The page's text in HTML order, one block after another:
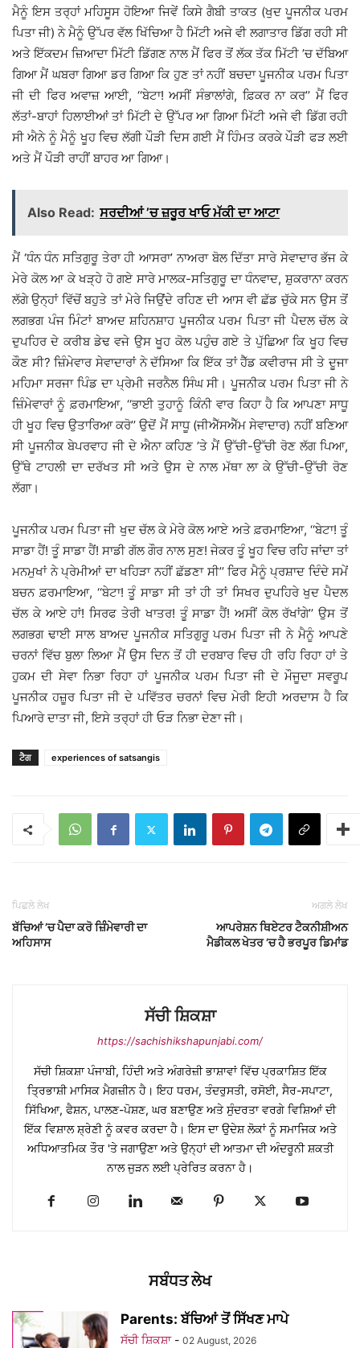
ਮੈਨੂੰ ਇਸ ਤਰ੍ਹਾਂ ਮਹਿਸੂਸ ਹੋਇਆ ਜਿਵੇਂ ਕਿਸੇ ਗੈਬੀ ਤਾਕਤ (ਖੁਦ ਪੂਜਨੀਕ ਪਰਮ
ਪਿਤਾ ਜੀ) ਨੇ ਮੈਨੂੰ ਉੱਪਰ ਵੱਲ ਖਿੱਚਿਆ ਹੈ ਮਿੱਟੀ ਅਜੇ ਵੀ ਲਗਾਤਾਰ ਡਿੱਗ ਰਹੀ ਸੀ
ਅਤੇ ਇੱਕਦਮ ਜ਼ਿਆਦਾ ਮਿੱਟੀ ਡਿੱਗਣ ਨਾਲ ਮੈਂ ਫਿਰ ਤੋਂ ਲੱਕ ਤੱਕ ਮਿੱਟੀ ’ਚ ਦੱਬਿਆ
ਗਿਆ ਮੈਂ ਘਬਰਾ ਗਿਆ ਡਰ ਗਿਆ ਕਿ ਹੁਣ ਤਾਂ ਨਹੀਂ ਬਚਦਾ ਪੂਜਨੀਕ ਪਰਮ ਪਿਤਾ
ਜੀ ਦੀ ਫਿਰ ਅਵਾਜ਼ ਆਈ, ‘‘ਬੇਟਾ! ਅਸੀਂ ਸੰਭਾਲਾਂਗੇ, ਫ਼ਿਕਰ ਨਾ ਕਰ’’ ਮੈਂ ਫਿਰ
ਲੱਤਾਂ-ਬਾਹਾਂ ਹਿਲਾਈਆਂ ਤਾਂ ਮਿੱਟੀ ਦੇ ਉੱਪਰ ਆ ਗਿਆ ਮਿੱਟੀ ਅਜੇ ਵੀ ਡਿੱਗ ਰਹੀ
ਸੀ ਐਨੇ ਨੂੰ ਮੈਨੂੰ ਖੂਹ ਵਿਚ ਲੱਗੀ ਪੌੜੀ ਦਿਸ ਗਈ ਮੈਂ ਹਿੰਮਤ ਕਰਕੇ ਪੌੜੀ ਫੜ ਲਈ
ਅਤੇ ਮੈਂ ਪੌੜੀ ਰਾਹੀਂ ਬਾਹਰ ਆ ਗਿਆ।
Also Read: ਸਰਦੀਆਂ ’ਚ ਜ਼ਰੂਰ ਖਾਓ ਮੱਕੀ ਦਾ ਆਟਾ
ਮੈਂ ‘ਧੰਨ ਧੰਨ ਸਤਿਗੁਰੂ ਤੇਰਾ ਹੀ ਆਸਰਾ’ ਨਾਅਰਾ ਬੋਲ ਦਿੱਤਾ ਸਾਰੇ ਸੇਵਾਦਾਰ ਭੱਜ ਕੇ
ਮੇਰੇ ਕੋਲ ਆ ਕੇ ਖੜ੍ਹੇ ਹੋ ਗਏ ਸਾਰੇ ਮਾਲਕ-ਸਤਿਗੁਰੂ ਦਾ ਧੰਨਵਾਦ, ਸ਼ੁਕਰਾਨਾ ਕਰਨ
ਲੱਗੇ ਉਨ੍ਹਾਂ ਵਿੱਚੋਂ ਬਹੁਤੇ ਤਾਂ ਮੇਰੇ ਜਿਉਂਦੇ ਰਹਿਣ ਦੀ ਆਸ ਵੀ ਛੱਡ ਚੁੱਕੇ ਸਨ ਉਸ ਤੋਂ
ਲਗਭਗ ਪੰਜ ਮਿੰਟਾਂ ਬਾਅਦ ਸ਼ਹਿਨਸ਼ਾਹ ਪੂਜਨੀਕ ਪਰਮ ਪਿਤਾ ਜੀ ਪੈਦਲ ਚੱਲ ਕੇ
ਦੁਪਹਿਰ ਦੇ ਕਰੀਬ ਡੇਢ ਵਜੇ ਉਸ ਖੂਹ ਕੋਲ ਪਹੁੰਚ ਗਏ ਤੇ ਪੁੱਛਿਆ ਕਿ ਖੂਹ ਵਿਚ
ਕੌਣ ਸੀ? ਜ਼ਿੰਮੇਵਾਰ ਸੇਵਾਦਾਰਾਂ ਨੇ ਦੱਸਿਆ ਕਿ ਇੱਕ ਤਾਂ ਹੈੱਡ ਕਵੀਰਾਜ ਸੀ ਤੇ ਦੂਜਾ
ਮਹਿਮਾ ਸਰਜਾ ਪਿੰਡ ਦਾ ਪ੍ਰੇਮੀ ਜਰਨੈਲ ਸਿੰਘ ਸੀ। ਪੂਜਨੀਕ ਪਰਮ ਪਿਤਾ ਜੀ ਨੇ
ਜ਼ਿੰਮੇਵਾਰਾਂ ਨੂੰ ਫ਼ਰਮਾਇਆ, ‘‘ਭਾਈ ਤੁਹਾਨੂੰ ਕਿੰਨੀ ਵਾਰ ਕਿਹਾ ਹੈ ਕਿ ਆਪਣਾ ਸਾਧੂ
ਹੀ ਖੂਹ ਵਿਚ ਉਤਾਰਿਆ ਕਰੋ’’ ਉਦੋਂ ਮੈਂ ਸਾਧੂ (ਜੀਐੱਸਐੱਮ ਸੇਵਾਦਾਰ) ਨਹੀਂ ਬਣਿਆ
ਸੀ ਪੂਜਨੀਕ ਬੇਪਰਵਾਹ ਜੀ ਦੇ ਐਨਾ ਕਹਿਣ ’ਤੇ ਮੈਂ ਉੱਚੀ-ਉੱਚੀ ਰੋਣ ਲੱਗ ਪਿਆ,
ਉੱਥੇ ਟਾਹਲੀ ਦਾ ਦਰੱਖਤ ਸੀ ਅਤੇ ਉਸ ਦੇ ਨਾਲ ਮੱਥਾ ਲਾ ਕੇ ਉੱਚੀ-ਉੱਚੀ ਰੋਣ
ਲੱਗਾ।
ਪੂਜਨੀਕ ਪਰਮ ਪਿਤਾ ਜੀ ਖੁਦ ਚੱਲ ਕੇ ਮੇਰੇ ਕੋਲ ਆਏ ਅਤੇ ਫ਼ਰਮਾਇਆ, ‘‘ਬੇਟਾ! ਤੂੰ
ਸਾਡਾ ਹੈਂ! ਤੂੰ ਸਾਡਾ ਹੈਂ! ਸਾਡੀ ਗੱਲ ਗੌਰ ਨਾਲ ਸੁਣ! ਜੇਕਰ ਤੂੰ ਖੂਹ ਵਿਚ ਰਹਿ ਜਾਂਦਾ ਤਾਂ
ਮਨਮੁਖਾਂ ਨੇ ਪ੍ਰੇਮੀਆਂ ਦਾ ਖਹਿੜਾ ਨਹੀਂ ਛੱਡਣਾ ਸੀ’’ ਫਿਰ ਮੈਨੂੰ ਪ੍ਰਸ਼ਾਦ ਦਿੰਦੇ ਸਮੇਂ
ਬਚਨ ਫ਼ਰਮਾਇਆ, ‘‘ਬੇਟਾ! ਤੂੰ ਸਾਡਾ ਸੀ ਤਾਂ ਹੀ ਤਾਂ ਸਿਖਰ ਦੁਪਹਿਰੇ ਖੁਦ ਪੈਦਲ
ਚੱਲ ਕੇ ਆਏ ਹਾਂ! ਸਿਰਫ ਤੇਰੀ ਖਾਤਰ! ਤੂੰ ਸਾਡਾ ਹੈਂ! ਅਸੀਂ ਕੋਲ ਰੱਖਾਂਗੇ’’ ਉਸ ਤੋਂ
ਲਗਭਗ ਢਾਈ ਸਾਲ ਬਾਅਦ ਪੂਜਨੀਕ ਸਤਿਗੁਰੂ ਪਰਮ ਪਿਤਾ ਜੀ ਨੇ ਮੈਨੂੰ ਆਪਣੇ
ਚਰਨਾਂ ਵਿੱਚ ਬੁਲਾ ਲਿਆ ਮੈਂ ਉਸ ਦਿਨ ਤੋਂ ਹੀ ਦਰਬਾਰ ਵਿਚ ਹੀ ਰਹਿ ਰਿਹਾ ਹਾਂ ਤੇ
ਹੁਕਮ ਦੀ ਸੇਵਾ ਨਿਭਾ ਰਿਹਾ ਹਾਂ ਪੂਜਨੀਕ ਪਰਮ ਪਿਤਾ ਜੀ ਦੇ ਮੌਜੂਦਾ ਸਵਰੂਪ
ਪੂਜਨੀਕ ਹਜ਼ੂਰ ਪਿਤਾ ਜੀ ਦੇ ਪਵਿੱਤਰ ਚਰਨਾਂ ਵਿਚ ਮੇਰੀ ਇਹੀ ਅਰਦਾਸ ਹੈ ਕਿ
ਪਿਆਰੇ ਦਾਤਾ ਜੀ, ਇਸੇ ਤਰ੍ਹਾਂ ਹੀ ਓੜ ਨਿਭਾ ਦੇਣਾ ਜੀ।
ਟੈਗ experiences of satsangis
ਪਿਛਲੇ ਲੇਖ
ਬੱਚਿਆਂ ’ਚ ਪੈਦਾ ਕਰੋ ਜ਼ਿੰੰਮੇਵਾਰੀ ਦਾ
ਅਹਿਸਾਸ
ਅਗਲੇ ਲੇਖ
ਆਪਰੇਸ਼ਨ ਥਿਏਟਰ ਟੈਕਨੀਸ਼ੀਅਨ
ਮੈਡੀਕਲ ਖੇਤਰ ’ਚ ਹੈ ਭਰਪੂਰ ਡਿਮਾਂਡ
ਸੱਚੀ ਸ਼ਿਕਸ਼ਾ
https://sachishikshapunjabi.com/
ਸੱਚੀ ਸ਼ਿਕਸ਼ਾ ਪੰਜਾਬੀ, ਹਿੰਦੀ ਅਤੇ ਅੰਗਰੇਜ਼ੀ ਭਾਸ਼ਾਵਾਂ ਵਿੱਚ ਪ੍ਰਕਾਸ਼ਿਤ ਇੱਕ
ਤ੍ਰਿਭਾਸ਼ੀ ਮਾਸਿਕ ਮੈਗਜ਼ੀਨ ਹੈ। ਇਹ ਧਰਮ, ਤੰਦਰੁਸਤੀ, ਰਸੋਈ, ਸੈਰ-ਸਪਾਟਾ,
ਸਿੱਖਿਆ, ਫੈਸ਼ਨ, ਪਾਲਣ-ਪੋਸ਼ਣ, ਘਰ ਬਣਾਉਣ ਅਤੇ ਸੁੰਦਰਤਾ ਵਰਗੇ ਵਿਸ਼ਿਆਂ ਦੀ
ਇੱਕ ਵਿਸ਼ਾਲ ਸ਼੍ਰੇਣੀ ਨੂੰ ਕਵਰ ਕਰਦਾ ਹੈ। ਇਸ ਦਾ ਉਦੇਸ਼ ਲੋਕਾਂ ਨੂੰ ਸਮਾਜਿਕ ਅਤੇ
ਅਧਿਆਤਮਿਕ ਤੌਰ 'ਤੇ ਜਗਾਉਣਾ ਅਤੇ ਉਨ੍ਹਾਂ ਦੀ ਆਤਮਾ ਦੀ ਅੰਦਰੂਨੀ ਸ਼ਕਤੀ
ਨਾਲ ਜੁੜਨ ਲਈ ਪ੍ਰੇਰਿਤ ਕਰਨਾ ਹੈ।
ਸਬੰਧਤ ਲੇਖ
Parents: ਬੱਚਿਆਂ ਤੋਂ ਸਿੱਖਣ ਮਾਪੇ
ਸੱਚੀ ਸ਼ਿਕਸ਼ਾ - 02 August, 2026